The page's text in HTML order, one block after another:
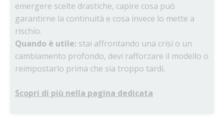
emergere scelte drastiche, capire cosa può
garantirne la continuità e cosa invece lo mette a
rischio.
Quando è utile: stai affrontando una crisi o un
cambiamento profondo, devi rafforzare il modello o
reimpostarlo prima che sia troppo tardi.
Scopri di più nella pagina dedicata